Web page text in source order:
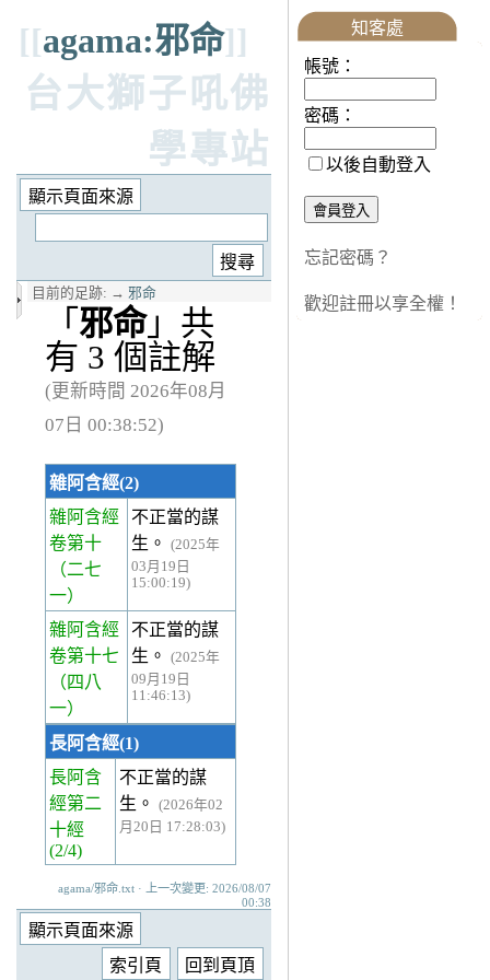
[[agama:邪命]]
台大獅子吼佛
學專站
目前的足跡: → 邪命
「 邪命」共
有 3 個註解
(更新時間 2026年08月
07日 00:38:52)
雜阿含經(2)
雜阿含經
卷第十
（二七
一）
不正當的謀
生。
(2025年
03月19日
15:00:19)
雜阿含經
卷第十七
（四八
一）
不正當的謀
生。
(2025年
09月19日
11:46:13)
長阿含經(1)
長阿含
經第二
十經
(2/4)
不正當的謀
生。
(2026年02
月20日 17:28:03)
agama/邪命.txt · 上一次變更: 2026/08/07
00:38
知客處
帳號：
密碼：
以後自動登入
忘記密碼？
歡迎註冊以享全權！